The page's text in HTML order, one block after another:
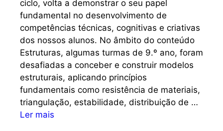
ciclo, volta a demonstrar o seu papel
fundamental no desenvolvimento de
competências técnicas, cognitivas e criativas
dos nossos alunos. No âmbito do conteúdo
Estruturas, algumas turmas de 9.º ano, foram
desafiadas a conceber e construir modelos
estruturais, aplicando princípios
fundamentais como resistência de materiais,
triangulação, estabilidade, distribuição de …
Ler mais